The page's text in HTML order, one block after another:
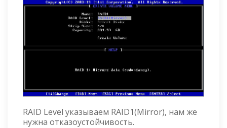
RAID Level указываем RAID1(Mirror), нам же
нужна отказоустойчивость.